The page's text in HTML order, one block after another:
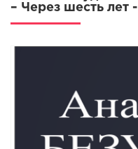
– Через шесть лет